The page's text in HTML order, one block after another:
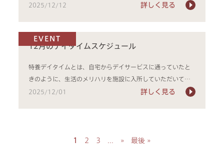
ル、...
2025/12/12 詳しく見る
EVENT
12月のデイタイムスケジュール
特養デイタイムとは、自宅からデイサービスに通っていたと
きのように、生活のメリハリを施設に入所していただいてか
らも続けてい...
2025/12/01 詳しく見る
1 2 3 » 最後 »